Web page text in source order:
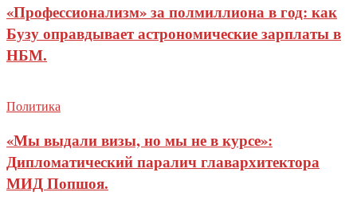
«Профессионализм» за полмиллиона в год: как
Бузу оправдывает астрономические зарплаты в
НБМ.
Политика
«Мы выдали визы, но мы не в курсе»:
Дипломатический паралич главархитектора
МИД Попшоя.